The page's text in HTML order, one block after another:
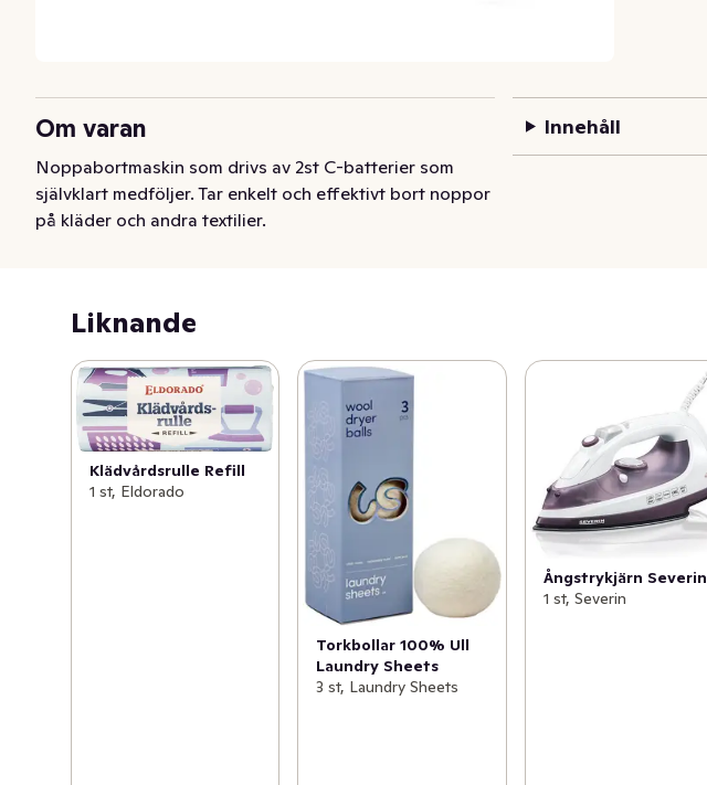
Om varan
Noppabortmaskin som drivs av 2st C-batterier som
självklart medföljer. Tar enkelt och effektivt bort noppor
på kläder och andra textilier.
Innehåll
Liknande
Klädvårdsrulle Refill
1 st, Eldorado
Torkbollar 100% Ull
Laundry Sheets
3 st, Laundry Sheets
Ångstrykjärn Severin
1 st, Severin